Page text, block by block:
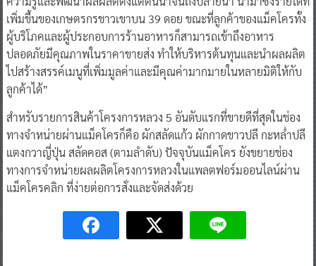
เพิ่มขึ้นของเกษตรกรชาวเขาบน 39 ดอย ขณะที่ลูกค้าของแม็คโครทั้ง
ผู้บริโภคและผู้ประกอบการร้านอาหารก็สามารถเข้าถึงอาหาร
ปลอดภัยมีคุณภาพในราคาขายส่ง ทำให้บริหารต้นทุนและนำผลผลิต
ไปสร้างสรรค์เมนูที่เพิ่มมูลค่าและมีคุณค่ามากมายในหลายมิติให้กับ
ลูกค้าได้”
สำหรับรายการสินค้าโครงการหลวง 5 อันดับแรกที่ขายดีที่สุดในช่อง
ทางจำหน่ายผ่านแม็คโครก็คือ ผักสลัดแก้ว ผักกาดขาวปลี กะหล่ำปลี
แตงกวาญี่ปุ่น สลัดคอส (ตามลำดับ) ปัจจุบันแม็คโคร ยังขยายช่อง
ทางการจำหน่ายผลผลิตโครงการหลวงในแพลตฟอร์มออนไลน์ผ่าน
แม็คโครคลิก ที่ง่ายต่อการสั่งและจัดส่งด้วย